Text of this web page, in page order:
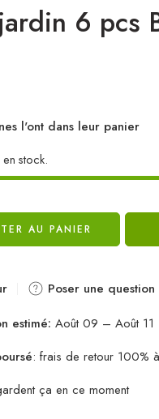
6 pcs
l'ont dans leur panier
stock.
AU PANIER
Poser une question
estimé: Août 09 – Août 11
: frais de retour 100%
ça en ce moment